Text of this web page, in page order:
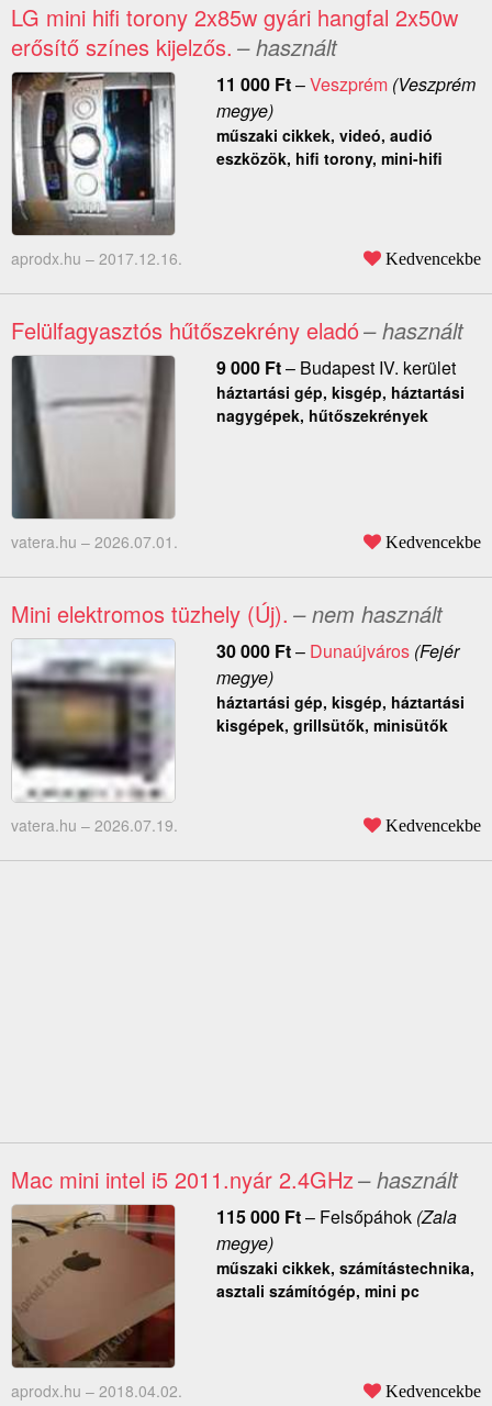
LG mini hifi torony 2x85w gyári hangfal 2x50w
erősítő színes kijelzős. – használt
11 000 Ft–Veszprém(Veszprém
megye)
műszaki cikkek, videó, audió
eszközök, hifi torony, mini-hifi
aprodx.hu – 2017.12.16. Kedvencekbe
Felülfagyasztós hűtőszekrény eladó– használt
9 000 Ft– Budapest IV. kerület
háztartási gép, kisgép, háztartási
nagygépek, hűtőszekrények
vatera.hu – 2026.07.01. Kedvencekbe
Mini elektromos tüzhely (Új). – nem használt
30 000 Ft– Dunaújváros(Fejér
megye)
háztartási gép, kisgép, háztartási
kisgépek, grillsütők, minisütők
vatera.hu – 2026.07.19. Kedvencekbe
Mac mini intel i5 2011.nyár 2.4GHz– használt
115 000 Ft– Felsőpáhok(Zala
megye)
műszaki cikkek, számítástechnika,
asztali számítógép, mini pc
aprodx.hu – 2018.04.02. Kedvencekbe